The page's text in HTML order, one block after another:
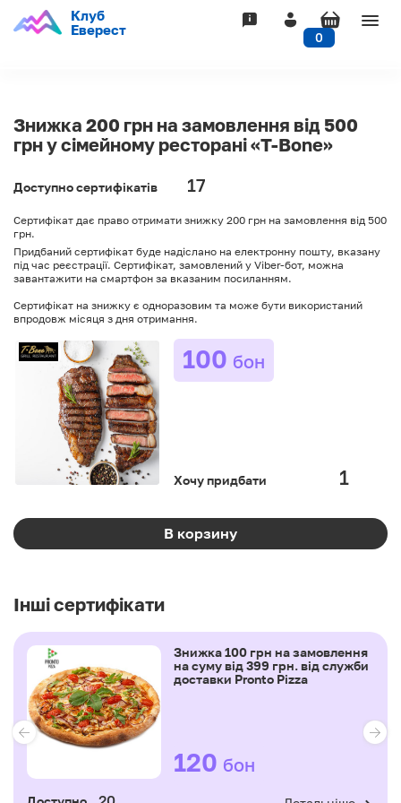
Клуб
Еверест
0
Знижка 200 грн на замовлення від 500
грн у сімейному ресторані «T-Bone»
Доступно сертифікатів 17
Сертифікат дає право отримати знижку 200 грн на замовлення від 500
грн.
Придбаний сертифікат буде надіслано на електронну пошту, вказану
під час реєстрації. Сертифікат, замовлений у Viber-бот, можна
завантажити на смартфон за вказаним посиланням.
Сертифікат на знижку є одноразовим та може бути використаний
впродовж місяця з дня отримання.
100 бон
Хочу придбати
В корзину
Інші сертифікати
Знижка 100 грн на замовлення
на суму від 399 грн. від служби
доставки Pronto Pizza
120 бон